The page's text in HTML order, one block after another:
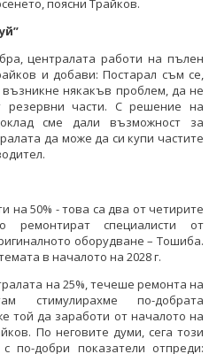
централата работи на пълен
и добави: Постарал съм се,
някакъв проблем, да не
резервни части. С решение на
сме дали възможност за
да може да си купи частите
на 50% - това са два от четирите
ремонтират специалисти от
оборудване – Тошиба.
в началото на 2028 г.
на 25%, течеше ремонта на
стимулирахме по-добрата
той да заработи от началото на
По неговите думи, сега този
по-добри показатели отпреди: